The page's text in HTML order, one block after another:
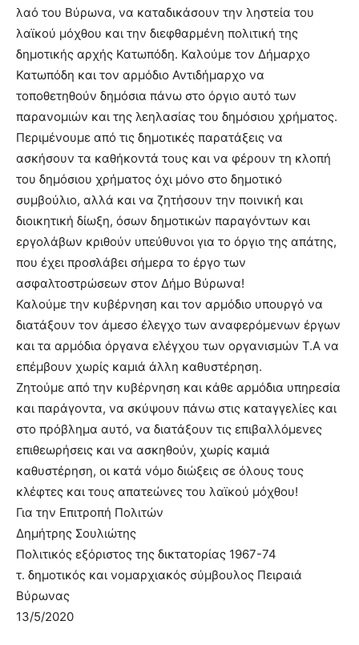
λαό του Βύρωνα, να καταδικάσουν την ληστεία του
λαϊκού μόχθου και την διεφθαρμένη πολιτική της
δημοτικής αρχής Κατωπόδη. Καλούμε τον Δήμαρχο
Κατωπόδη και τον αρμόδιο Αντιδήμαρχο να
τοποθετηθούν δημόσια πάνω στο όργιο αυτό των
παρανομιών και της λεηλασίας του δημόσιου χρήματος.
Περιμένουμε από τις δημοτικές παρατάξεις να
ασκήσουν τα καθήκοντά τους και να φέρουν τη κλοπή
του δημόσιου χρήματος όχι μόνο στο δημοτικό
συμβούλιο, αλλά και να ζητήσουν την ποινική και
διοικητική δίωξη, όσων δημοτικών παραγόντων και
εργολάβων κριθούν υπεύθυνοι για το όργιο της απάτης,
που έχει προσλάβει σήμερα το έργο των
ασφαλτοστρώσεων στον Δήμο Βύρωνα!
Καλούμε την κυβέρνηση και τον αρμόδιο υπουργό να
διατάξουν τον άμεσο έλεγχο των αναφερόμενων έργων
και τα αρμόδια όργανα ελέγχου των οργανισμών Τ.Α να
επέμβουν χωρίς καμιά άλλη καθυστέρηση.
Ζητούμε από την κυβέρνηση και κάθε αρμόδια υπηρεσία
και παράγοντα, να σκύψουν πάνω στις καταγγελίες και
στο πρόβλημα αυτό, να διατάξουν τις επιβαλλόμενες
επιθεωρήσεις και να ασκηθούν, χωρίς καμιά
καθυστέρηση, οι κατά νόμο διώξεις σε όλους τους
κλέφτες και τους απατεώνες του λαϊκού μόχθου!
Για την Επιτροπή Πολιτών
Δημήτρης Σουλιώτης
Πολιτικός εξόριστος της δικτατορίας 1967-74
τ. δημοτικός και νομαρχιακός σύμβουλος Πειραιά
Βύρωνας
13/5/2020